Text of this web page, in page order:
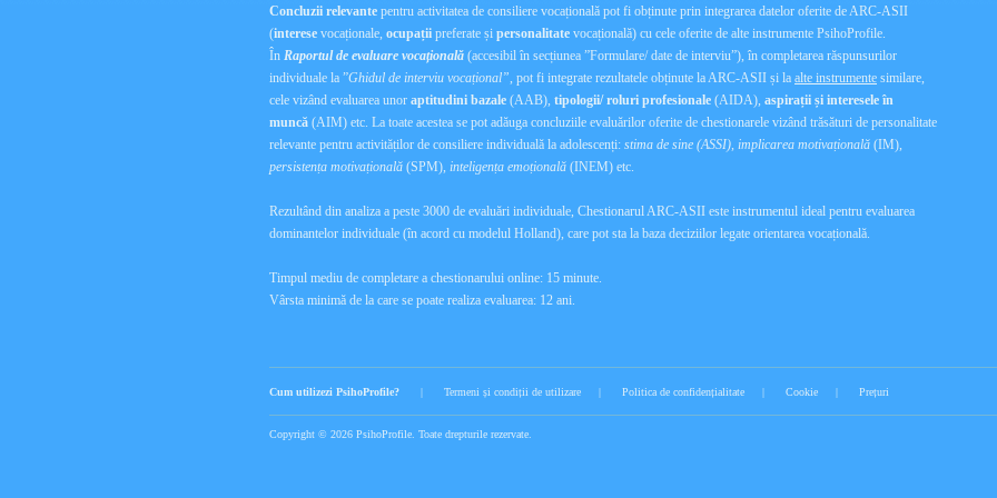
Concluzii relevante pentru activitatea de consiliere vocațională pot fi obținute prin integrarea datelor oferite de ARC-ASII
(interese vocaționale, ocupații preferate și personalitate vocațională) cu cele oferite de alte instrumente PsihoProfile.
În Raportul de evaluare vocațională (accesibil în secțiunea ”Formulare/ date de interviu”), în completarea răspunsurilor
individuale la ”Ghidul de interviu vocațional”, pot fi integrate rezultatele obținute la ARC-ASII și la alte instrumente similare,
cele vizând evaluarea unor aptitudini bazale (AAB), tipologii/ roluri profesionale (AIDA), aspirații și interesele în
muncă (AIM) etc. La toate acestea se pot adăuga concluziile evaluărilor oferite de chestionarele vizând trăsături de personalitate
relevante pentru activităților de consiliere individuală la adolescenți: stima de sine (ASSI), implicarea motivațională (IM),
persistența motivațională (SPM), inteligența emoțională (INEM) etc.
Rezultând din analiza a peste 3000 de evaluări individuale, Chestionarul ARC-ASII este instrumentul ideal pentru evaluarea
dominantelor individuale (în acord cu modelul Holland), care pot sta la baza deciziilor legate orientarea vocațională.
Timpul mediu de completare a chestionarului online: 15 minute.
Vârsta minimă de la care se poate realiza evaluarea: 12 ani.
Cum utilizezi PsihoProfile? | Termeni și condiții de utilizare | Politica de confidențialitate | Cookie | Prețuri
Copyright © 2026 PsihoProfile. Toate drepturile rezervate.